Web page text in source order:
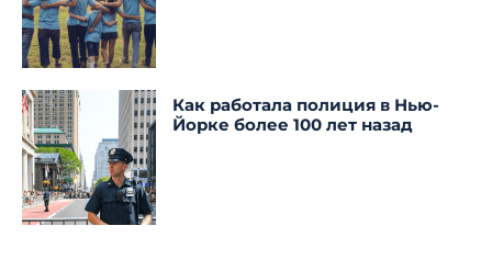
Как работала полиция в Нью-
Йорке более 100 лет назад